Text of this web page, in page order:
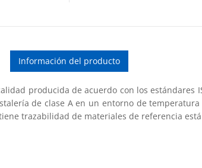
Información del producto
producida de acuerdo con los estándares
de clase A en un entorno de
trazabilidad de materiales de referencia